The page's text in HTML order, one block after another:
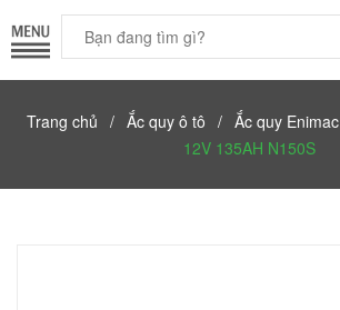
Trang chủ / Ắc quy ô tô / Ắc quy Enimac
12V 135AH N150S